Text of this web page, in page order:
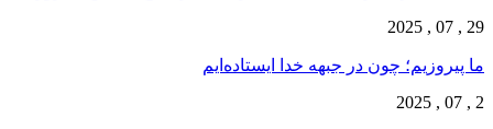
29 , 07 , 2025
ما پیروزیم؛ چون در جبهه خدا ایستاده‌ایم
2 , 07 , 2025